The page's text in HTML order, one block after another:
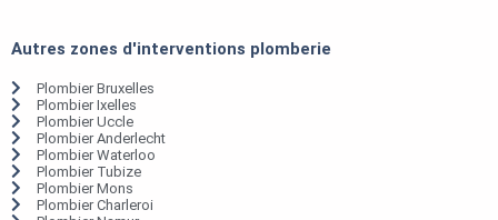
Autres zones d'interventions plomberie
Plombier Bruxelles
Plombier Ixelles
Plombier Uccle
Plombier Anderlecht
Plombier Waterloo
Plombier Tubize
Plombier Mons
Plombier Charleroi